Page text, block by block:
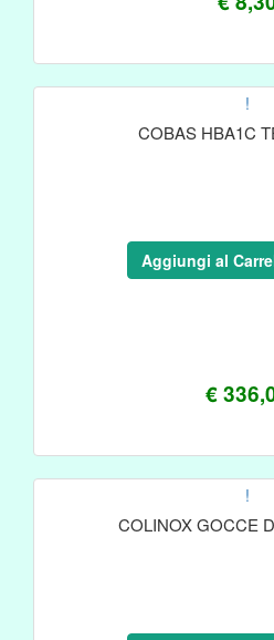
!
COBAS HBA1C
€
Aggiungi al
!
COLINOX GOCCE